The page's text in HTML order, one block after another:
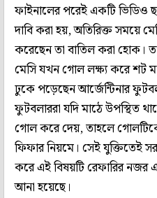
ফাইনালের পরেই একটি ভিডিও
দাবি করা হয়, অতিরিক্ত সময়ে
করেছেন তা বাতিল করা হোক।
মেসি যখন গোল লক্ষ্য করে শট
ঢুকে পড়েছেন আর্জেন্টিনার
ফুটবলাররা যদি মাঠে উপস্থিত
গোল করে দেয়, তাহলে
ফিফার নিয়মে। সেই যুক্তিতেই
করে এই বিষয়টি রেফারির
আনা হয়েছে।